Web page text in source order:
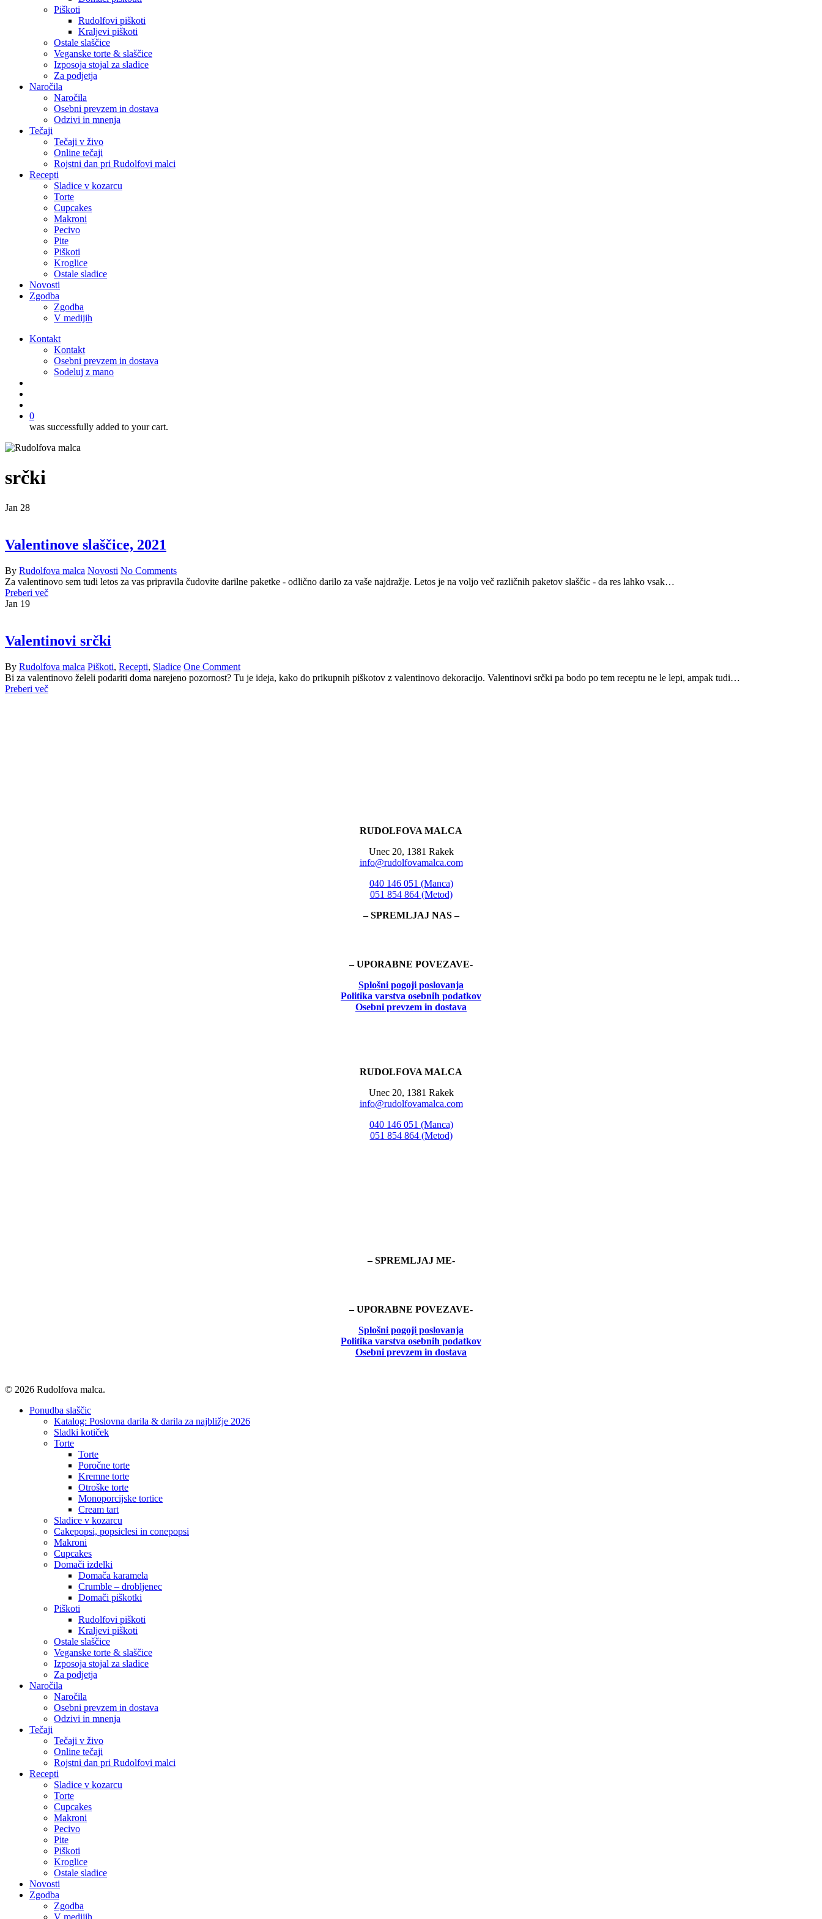
Piškoti
Rudolfovi piškoti
Kraljevi piškoti
Ostale slaščice
Veganske torte & slaščice
Izposoja stojal za sladice
Za podjetja
Naročila
Naročila
Osebni prevzem in dostava
Odzivi in mnenja
Tečaji
Tečaji v živo
Online tečaji
Rojstni dan pri Rudolfovi malci
Recepti
Sladice v kozarcu
Torte
Cupcakes
Makroni
Pecivo
Pite
Piškoti
Kroglice
Ostale sladice
Novosti
Zgodba
Zgodba
V medijih
Kontakt
Kontakt
Osebni prevzem in dostava
Sodeluj z mano
0
was successfully added to your cart.
srčki
Jan 28
Valentinove slaščice, 2021
By Rudolfova malca Novosti No Comments
Za valentinovo sem tudi letos za vas pripravila čudovite darilne paketke - odlično darilo za vaše najdražje. Letos je na voljo več različnih paketov slaščic - da res lahko vsak…
Preberi več
Jan 19
Valentinovi srčki
By Rudolfova malca Piškoti, Recepti, Sladice One Comment
Bi za valentinovo želeli podariti doma narejeno pozornost? Tu je ideja, kako do prikupnih piškotov z valentinovo dekoracijo. Valentinovi srčki pa bodo po tem receptu ne le lepi, ampak tudi…
Preberi več
RUDOLFOVA MALCA
Unec 20, 1381 Rakek
info@rudolfovamalca.com
040 146 051 (Manca)
051 854 864 (Metod)
– SPREMLJAJ NAS –
– UPORABNE POVEZAVE-
Splošni pogoji poslovanja
Politika varstva osebnih podatkov
Osebni prevzem in dostava
RUDOLFOVA MALCA
Unec 20, 1381 Rakek
info@rudolfovamalca.com
040 146 051 (Manca)
051 854 864 (Metod)
– SPREMLJAJ ME-
– UPORABNE POVEZAVE-
Splošni pogoji poslovanja
Politika varstva osebnih podatkov
Osebni prevzem in dostava
© 2026 Rudolfova malca.
Close
Ponudba slaščic
Katalog: Poslovna darila & darila za najbližje 2026
Sladki kotiček
Torte
Torte
Poročne torte
Kremne torte
Otroške torte
Monoporcijske tortice
Cream tart
Sladice v kozarcu
Cakepopsi, popsiclesi in conepopsi
Makroni
Cupcakes
Domači izdelki
Domača karamela
Crumble – drobljenec
Domači piškotki
Piškoti
Rudolfovi piškoti
Kraljevi piškoti
Ostale slaščice
Veganske torte & slaščice
Izposoja stojal za sladice
Za podjetja
Naročila
Naročila
Osebni prevzem in dostava
Odzivi in mnenja
Tečaji
Tečaji v živo
Online tečaji
Rojstni dan pri Rudolfovi malci
Recepti
Sladice v kozarcu
Torte
Cupcakes
Makroni
Pecivo
Pite
Piškoti
Kroglice
Ostale sladice
Novosti
Zgodba
Zgodba
V medijih